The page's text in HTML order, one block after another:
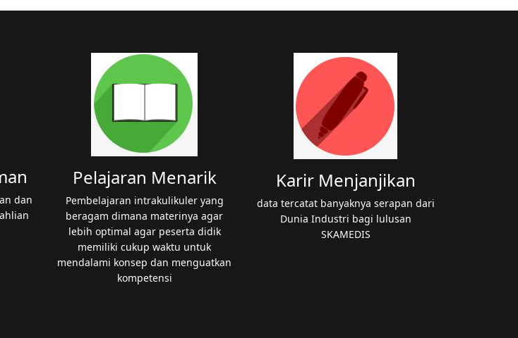
dan
Pelajaran Menarik
Pembelajaran intrakulikuler yang
beragam dimana materinya agar
lebih optimal agar peserta didik
memiliki cukup waktu untuk
mendalami konsep dan menguatkan
kompetensi
Karir Menjanjikan
data tercatat banyaknya serapan dari
Dunia Industri bagi lulusan
SKAMEDIS